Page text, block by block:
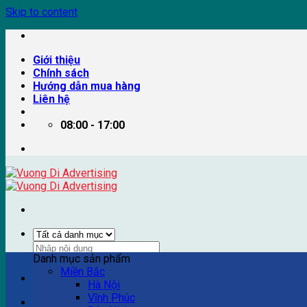
Skip to content
Giới thiệu
Chính sách
Hướng dẫn mua hàng
Liên hệ
08:00 - 17:00
Ví dụ: Billboard quảng cáo, pano quảng cáo, quảng cáo
Danh mục sản phẩm
Miền Bắc
Hà Nội
Vĩnh Phúc